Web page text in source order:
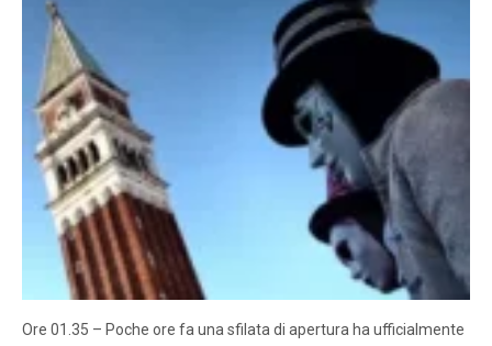
Ore 01.35 – Poche ore fa una sfilata di apertura ha ufficialmente